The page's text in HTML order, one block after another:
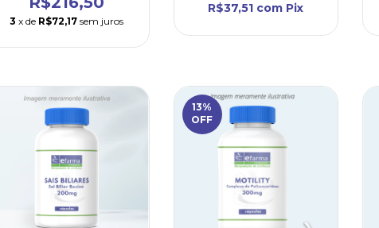
3 x de R$72,17 sem juros
R$37,51 com Pix
13%
OFF